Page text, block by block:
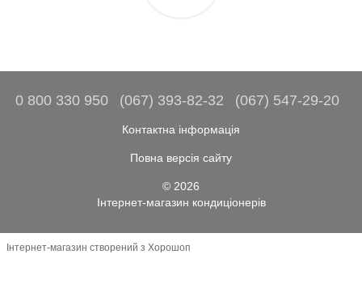
0 800 330 950 (067) 393-82-32 (067) 547-29-20
Контактна інформація
Повна версія сайту
© 2026
Інтернет-магазин кондиціонерів
Інтернет-магазин створений з Хорошоп